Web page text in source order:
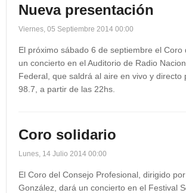
Nueva presentación
Viernes, 05 Septiembre 2014 00:00
El próximo sábado 6 de septiembre el Coro
un concierto en el Auditorio de Radio
Federal, que saldrá al aire en vivo y directo
98.7, a partir de las 22hs.
Coro solidario
Lunes, 14 Julio 2014 00:00
El Coro del Consejo Profesional, dirigido
González, dará un concierto en el Festival